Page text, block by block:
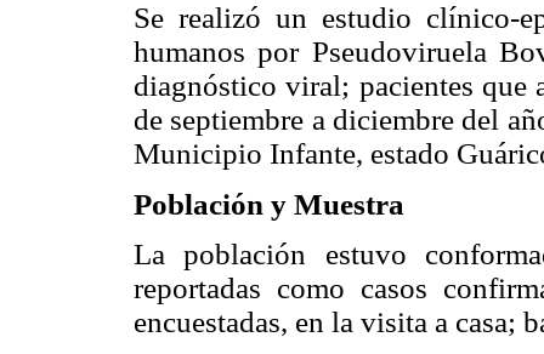
Se realizó un estudio clínico-
humanos por Pseudoviruela
diagnóstico viral; pacientes que
de septiembre a diciembre del
Municipio Infante, estado
Población y Muestra
La población estuvo
reportadas como casos
encuestadas, en la visita a casa;